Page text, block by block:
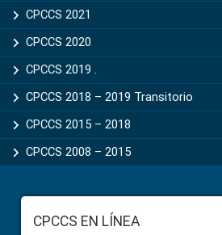
CPCCS 2021
CPCCS 2020
CPCCS 2019 .
CPCCS 2018 – 2019 Transitorio
CPCCS 2015 – 2018
CPCCS 2008 – 2015
FooterCPCCS EN LÍNEA